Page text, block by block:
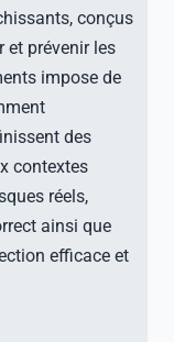
conçus
et prévenir les
impose de
des
contextes
réels,
ainsi que
efficace et